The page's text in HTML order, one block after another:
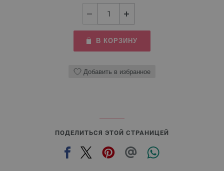
В КОРЗИНУ
Добавить в избранное
ПОДЕЛИТЬСЯ ЭТОЙ СТРАНИЦЕЙ